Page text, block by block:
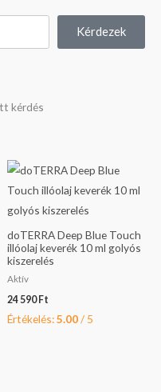
Kérdezek
kérdés
doTERRA Deep Blue Touch
illóolaj keverék 10 ml golyós
kiszerelés
Aktív
24 590 Ft
Értékelés:5.00/ 5